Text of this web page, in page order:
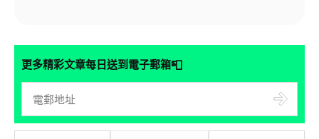
更多精彩文章每日送到電子郵箱📮